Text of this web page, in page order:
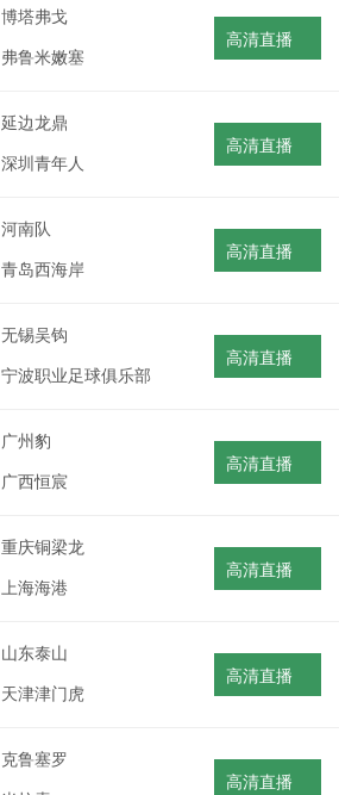
博塔弗戈
弗鲁米嫩塞
高清直播
延边龙鼎
深圳青年人
高清直播
河南队
青岛西海岸
高清直播
无锡吴钩
宁波职业足球俱乐部
高清直播
广州豹
广西恒宸
高清直播
重庆铜梁龙
上海海港
高清直播
山东泰山
天津津门虎
高清直播
克鲁塞罗
高清直播